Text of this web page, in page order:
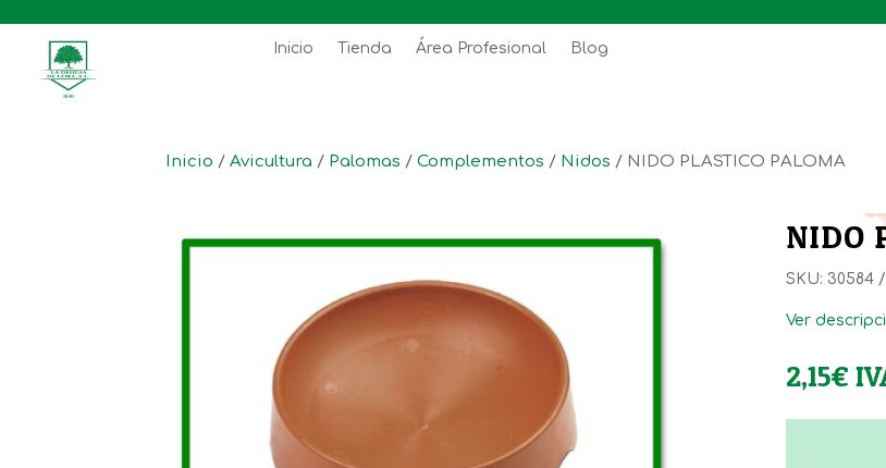
Inicio Tienda Área Profesional Blog
Inicio / Avicultura / Palomas / Complementos / Nidos / NIDO PLASTICO PALOMA
NIDO
SKU: 30584
Ver
2,15€